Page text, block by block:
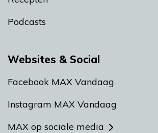
Podcasts
Websites & Social
Facebook MAX Vandaag
Instagram MAX Vandaag
MAX op sociale media